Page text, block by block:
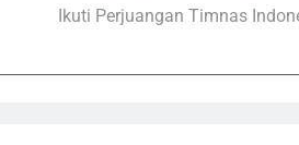
Ikuti Perjuangan Timnas